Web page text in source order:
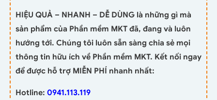
HIỆU QUẢ – NHANH – DỄ DÙNG là những gì mà
sản phẩm của Phần mềm MKT đã, đang và luôn
hướng tới. Chúng tôi luôn sẵn sàng chia sẻ mọi
thông tin hữu ích về Phần mềm MKT. Kết nối ngay
để được hỗ trợ MIỄN PHÍ nhanh nhất:
Hotline: 0941.113.119